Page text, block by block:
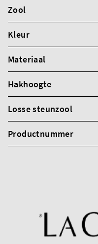
Zool
Kleur
Materiaal
Hakhoogte
Losse steunzool
Productnummer